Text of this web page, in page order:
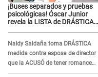
¡Buses separados y pruebas
psicológicas! Óscar Junior
revela la LISTA de DRÁSTICAS
en 'La Bella Luz' tras caso
Naldy Saldaña
Naldy Saldaña toma DRÁSTICA
medida contra esposa de director
que la ACUSÓ de tener romance
con él: "Muy triste..."